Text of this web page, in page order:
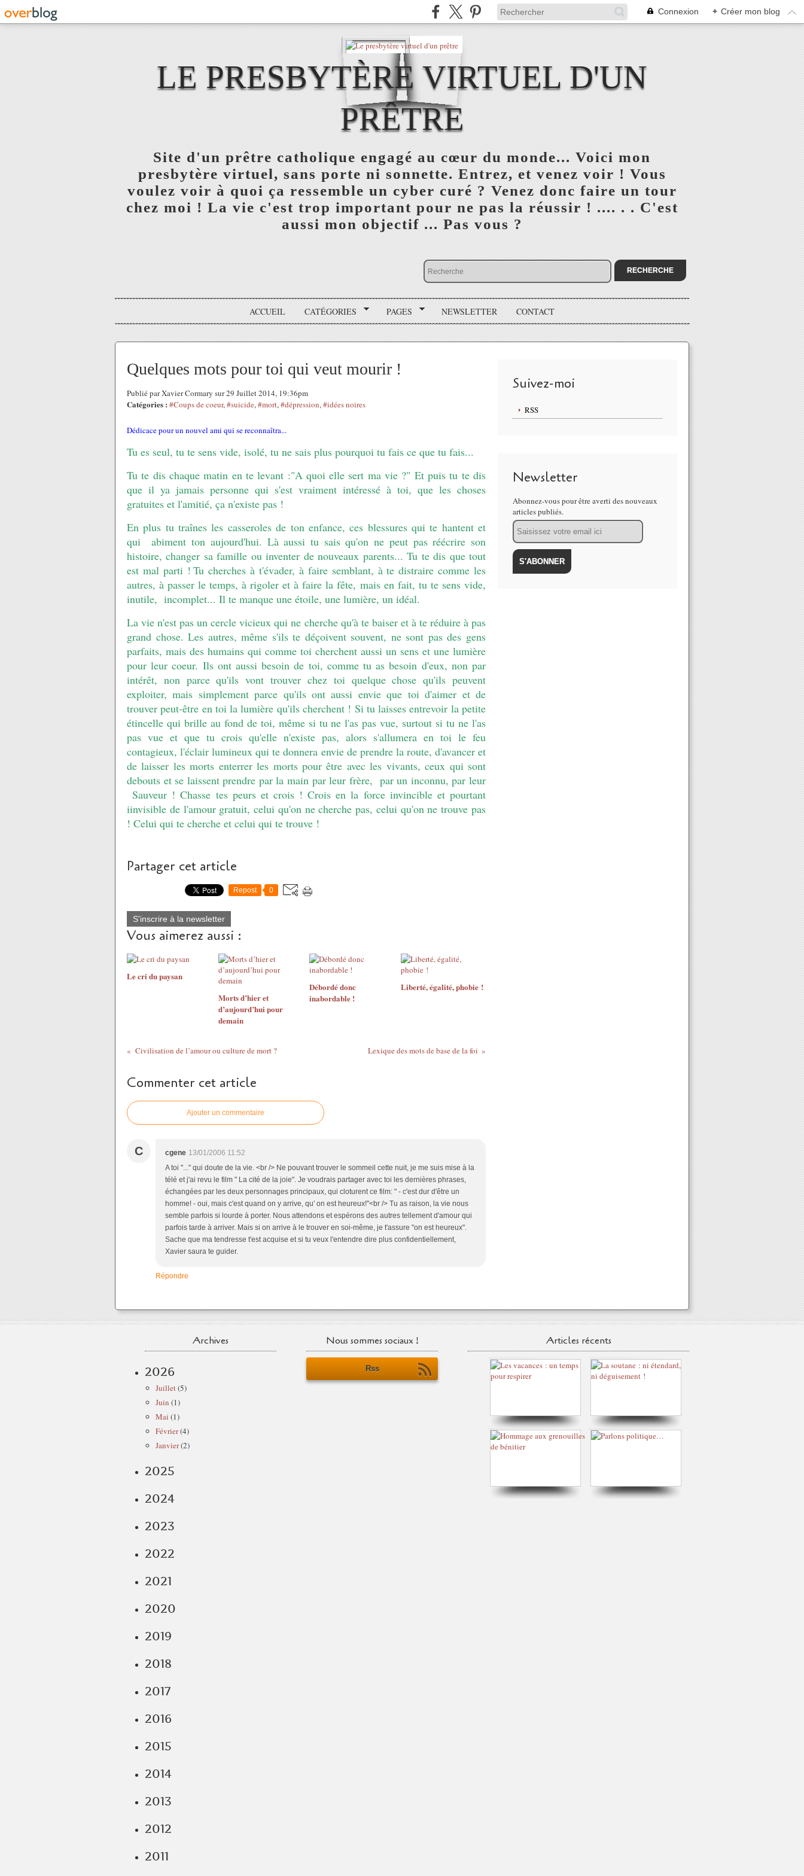
Connexion + Créer mon blog
LE PRESBYTÈRE VIRTUEL D'UN
PRÊTRE
Site d'un prêtre catholique engagé au cœur du monde... Voici mon
presbytère virtuel, sans porte ni sonnette. Entrez, et venez voir ! Vous
voulez voir à quoi ça ressemble un cyber curé ? Venez donc faire un tour
chez moi ! La vie c'est trop important pour ne pas la réussir ! .... . . C'est
aussi mon objectif ... Pas vous ?
ACCUEIL CATÉGORIES PAGES NEWSLETTER CONTACT
Quelques mots pour toi qui veut mourir !
Publié par Xavier Cormary sur 29 Juillet 2014, 19:36pm
Catégories : #Coups de coeur,#suicide,#mort,#dépression,#idées noires
Dédicace pour un nouvel ami qui se reconnaîtra...
Tu es seul, tu te sens vide, isolé, tu ne sais plus pourquoi tu fais ce que tu fais...
Tu te dis chaque matin en te levant :"A quoi elle sert ma vie ?" Et puis tu te dis
que il ya jamais personne qui s'est vraiment intéressé à toi, que les choses
gratuites et l'amitié, ça n'existe pas !
En plus tu traînes les casseroles de ton enfance, ces blessures qui te hantent et
qui abiment ton aujourd'hui. Là aussi tu sais qu'on ne peut pas réécrire son
histoire, changer sa famille ou inventer de nouveaux parents... Tu te dis que tout
est mal parti ! Tu cherches à t'évader, à faire semblant, à te distraire comme les
autres, à passer le temps, à rigoler et à faire la fête, mais en fait, tu te sens vide,
inutile, incomplet... Il te manque une étoile, une lumière, un idéal.
La vie n'est pas un cercle vicieux qui ne cherche qu'à te baiser et à te réduire à pas
grand chose. Les autres, même s'ils te déçoivent souvent, ne sont pas des gens
parfaits, mais des humains qui comme toi cherchent aussi un sens et une lumière
pour leur coeur. Ils ont aussi besoin de toi, comme tu as besoin d'eux, non par
intérêt, non parce qu'ils vont trouver chez toi quelque chose qu'ils peuvent
exploiter, mais simplement parce qu'ils ont aussi envie que toi d'aimer et de
trouver peut-être en toi la lumière qu'ils cherchent ! Si tu laisses entrevoir la petite
étincelle qui brille au fond de toi, même si tu ne l'as pas vue, surtout si tu ne l'as
pas vue et que tu crois qu'elle n'existe pas, alors s'allumera en toi le feu
contagieux, l'éclair lumineux qui te donnera envie de prendre la route, d'avancer et
de laisser les morts enterrer les morts pour être avec les vivants, ceux qui sont
debouts et se laissent prendre par la main par leur frère, par un inconnu, par leur
Sauveur ! Chasse tes peurs et crois ! Crois en la force invincible et pourtant
iinvisible de l'amour gratuit, celui qu'on ne cherche pas, celui qu'on ne trouve pas
! Celui qui te cherche et celui qui te trouve !
Partager cet article
Repost 0
S'inscrire à la newsletter
Vous aimerez aussi :
Le cri du paysan
Morts d’hier et
d’aujourd’hui pour
demain
Débordé donc
inabordable !
Liberté, égalité, phobie !
Civilisation de l’amour ou culture de mort ? Lexique des mots de base de la foi
Commenter cet article
Ajouter un commentaire
C cgene 13/01/2006 11:52
A toi "..." qui doute de la vie. <br /> Ne pouvant trouver le sommeil cette nuit, je me suis mise à la
télé et j'ai revu le film " La cité de la joie". Je voudrais partager avec toi les dernières phrases,
échangées par les deux personnages principaux, qui cloturent ce film: " - c'est dur d'être un
homme! - oui, mais c'est quand on y arrive, qu' on est heureux!"<br /> Tu as raison, la vie nous
semble parfois si lourde à porter. Nous attendons et espérons des autres tellement d'amour qui
parfois tarde à arriver. Mais si on arrive à le trouver en soi-même, je t'assure "on est heureux".
Sache que ma tendresse t'est acquise et si tu veux l'entendre dire plus confidentiellement,
Xavier saura te guider.
Répondre
Suivez-moi
RSS
Newsletter
Abonnez-vous pour être averti des nouveaux
articles publiés.
Email
Archives
2026
Juillet(5)
Juin (1)
Mai (1)
Février(4)
Janvier(2)
2025
2024
2023
2022
2021
2020
2019
2018
2017
2016
2015
2014
2013
2012
2011
Nous sommes sociaux !
Rss
Articles récents